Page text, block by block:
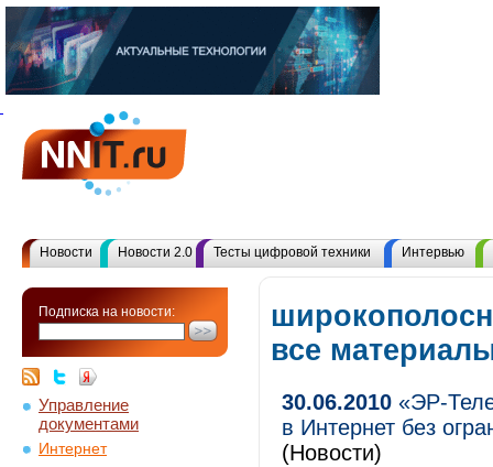
Новости Новости 2.0 Тесты цифровой техники Интервью
Подписка на новости:
Управление
документами
Интернет
все
30.06.2010 «ЭР-
в Интернет без
(Новости)